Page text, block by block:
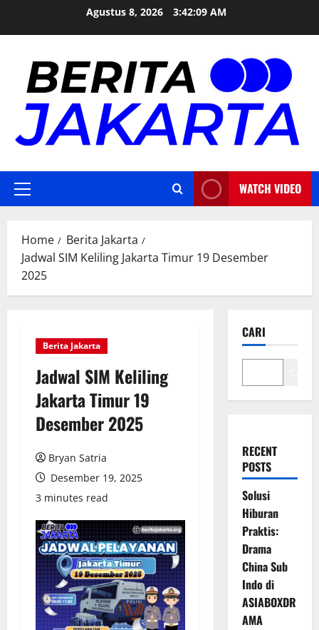
Agustus 8, 2026 3:42:09 AM
Primary
WATCH VIDEO
Home
Berita Jakarta
Jadwal SIM Keliling Jakarta Timur 19 Desember
2025
Berita Jakarta
Jadwal SIM Keliling
Jakarta Timur 19
Desember 2025
Bryan Satria
Desember 19, 2025
3 minutes read
CARI
RECENT
POSTS
Solusi
Hiburan
Praktis:
Drama
China Sub
Indo di
ASIABOXDR
AMA